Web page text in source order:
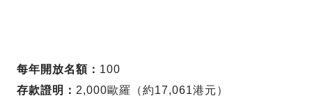
每年開放名額： 100
存款證明： 2,000歐羅（約17,061港元）